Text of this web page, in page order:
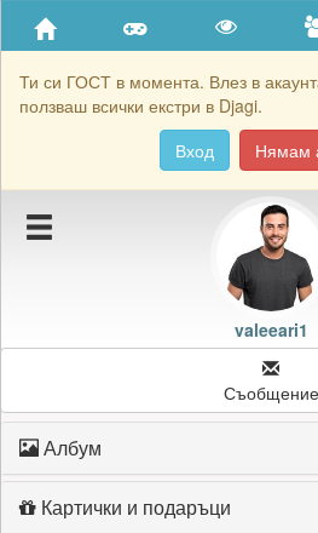
Ти си ГОСТ в момента. Влез в
ползваш всички екстри в Djagi.
Вход
Нямам
Приятели
Хронология на игри
Подаръците на valeeari1
Картичките на valeeari1
valeeari1
Съобщение
Албум
Картички и подаръци